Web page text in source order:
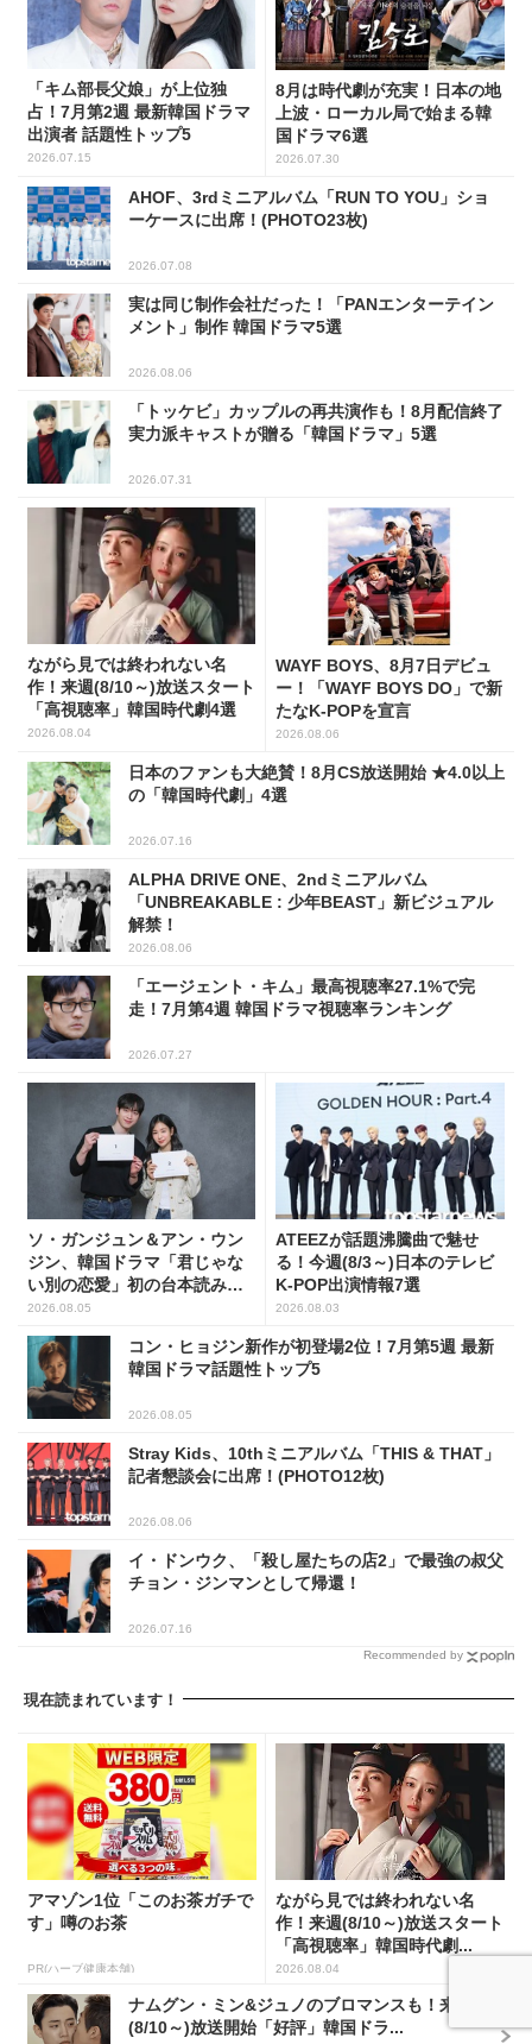
「キム部長父娘」が上位独
占！7月第2週 最新韓国ドラマ
出演者 話題性トップ5
2026.07.15
8月は時代劇が充実！日本の地
上波・ローカル局で始まる韓
国ドラマ6選
2026.07.30
AHOF、3rdミニアルバム「RUN TO YOU」ショ
ーケースに出席！(PHOTO23枚)
2026.07.08
実は同じ制作会社だった！「PANエンターテイン
メント」制作 韓国ドラマ5選
2026.08.06
「トッケビ」カップルの再共演作も！8月配信終了
実力派キャストが贈る「韓国ドラマ」5選
2026.07.31
ながら見では終われない名
作！来週(8/10～)放送スタート
「高視聴率」韓国時代劇4選
2026.08.04
WAYF BOYS、8月7日デビュ
ー！「WAYF BOYS DO」で新
たなK-POPを宣言
2026.08.06
日本のファンも大絶賛！8月CS放送開始 ★4.0以上
の「韓国時代劇」4選
2026.07.16
ALPHA DRIVE ONE、2ndミニアルバム
「UNBREAKABLE : 少年BEAST」新ビジュアル
解禁！
2026.08.06
「エージェント・キム」最高視聴率27.1%で完
走！7月第4週 韓国ドラマ視聴率ランキング
2026.07.27
ソ・ガンジュン＆アン・ウン
ジン、韓国ドラマ「君じゃな
い別の恋愛」初の台本読み合
わせで抜群のケミ
2026.08.05
ATEEZが話題沸騰曲で魅せ
る！今週(8/3～)日本のテレビ
K-POP出演情報7選
2026.08.03
コン・ヒョジン新作が初登場2位！7月第5週 最新
韓国ドラマ話題性トップ5
2026.08.05
Stray Kids、10thミニアルバム「THIS & THAT」
記者懇談会に出席！(PHOTO12枚)
2026.08.06
イ・ドンウク、「殺し屋たちの店2」で最強の叔父
チョン・ジンマンとして帰還！
2026.07.16
Recommended by
現在読まれています！
アマゾン1位「このお茶ガチで
す」噂のお茶
PR(ハーブ健康本舗)
ながら見では終われない名
作！来週(8/10～)放送スタート
「高視聴率」韓国時代劇...
2026.08.04
ナムグン・ミン&ジュノのブロマンスも！来週
(8/10～)放送開始「好評」韓国ドラ...